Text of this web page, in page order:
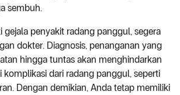
sembuh.
gejala penyakit radang panggul, segera
dokter. Diagnosis, penanganan yang
hingga tuntas akan menghindarkan
komplikasi dari radang panggul, seperti
Dengan demikian, Anda tetap memiliki